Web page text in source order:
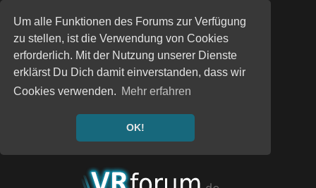
Um alle Funktionen des Forums zur Verfügung
zu stellen, ist die Verwendung von Cookies
erforderlich. Mit der Nutzung unserer Dienste
erklärst Du Dich damit einverstanden, dass wir
Cookies verwenden. Mehr erfahren
OK!